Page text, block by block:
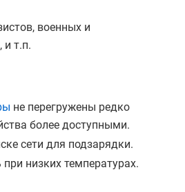
военных и
и т.п.
не перегружены редко
более доступными.
сети для подзарядки.
низких температурах.